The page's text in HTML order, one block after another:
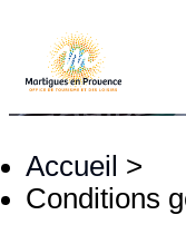
Accueil >
Conditions